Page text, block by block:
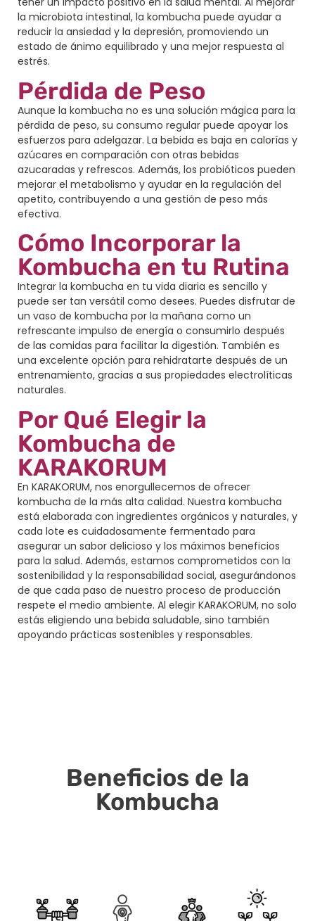
la microbiota intestinal, la kombucha puede ayudar a
reducir la ansiedad y la depresión, promoviendo un
estado de ánimo equilibrado y una mejor respuesta al
estrés.
Pérdida de Peso
Aunque la kombucha no es una solución mágica para la
pérdida de peso, su consumo regular puede apoyar los
esfuerzos para adelgazar. La bebida es baja en calorías y
azúcares en comparación con otras bebidas
azucaradas y refrescos. Además, los probióticos pueden
mejorar el metabolismo y ayudar en la regulación del
apetito, contribuyendo a una gestión de peso más
efectiva.
Cómo Incorporar la
Kombucha en tu Rutina
Integrar la kombucha en tu vida diaria es sencillo y
puede ser tan versátil como desees. Puedes disfrutar de
un vaso de kombucha por la mañana como un
refrescante impulso de energía o consumirlo después
de las comidas para facilitar la digestión. También es
una excelente opción para rehidratarte después de un
entrenamiento, gracias a sus propiedades electrolíticas
naturales.
Por Qué Elegir la
Kombucha de
KARAKORUM
En KARAKORUM, nos enorgullecemos de ofrecer
kombucha de la más alta calidad. Nuestra kombucha
está elaborada con ingredientes orgánicos y naturales, y
cada lote es cuidadosamente fermentado para
asegurar un sabor delicioso y los máximos beneficios
para la salud. Además, estamos comprometidos con la
sostenibilidad y la responsabilidad social, asegurándonos
de que cada paso de nuestro proceso de producción
respete el medio ambiente. Al elegir KARAKORUM, no solo
estás eligiendo una bebida saludable, sino también
apoyando prácticas sostenibles y responsables.
Beneficios de la
Kombucha